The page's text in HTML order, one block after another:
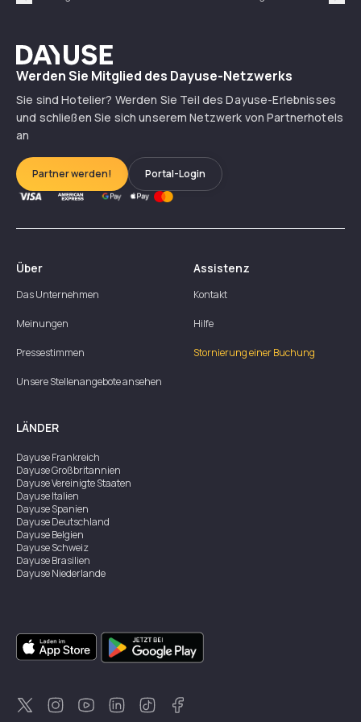
Précédent
Dayuse
Werden Sie Mitglied des Dayuse-Netzwerks
Sie sind Hotelier? Werden Sie Teil des Dayuse-Erlebnisses
und schließen Sie sich unserem Netzwerk von Partnerhotels
an
Partner werden! Portal-Login
Über
Das Unternehmen
Meinungen
Pressestimmen
Unsere Stellenangebote ansehen
Assistenz
Kontakt
Hilfe
Stornierung einer Buchung
LÄNDER
DayuseFrankreich
DayuseGroßbritannien
DayuseVereinigte Staaten
DayuseItalien
DayuseSpanien
DayuseDeutschland
DayuseBelgien
DayuseSchweiz
DayuseBrasilien
DayuseNiederlande
DayuseSingapur
DayuseZweden
DayuseThailand
DayuseNeuseeland
DayuseTürkei